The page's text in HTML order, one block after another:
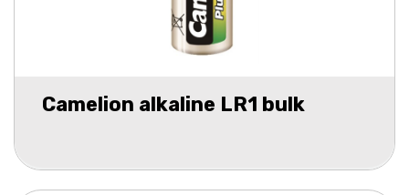
Camelion alkaline LR1 bulk